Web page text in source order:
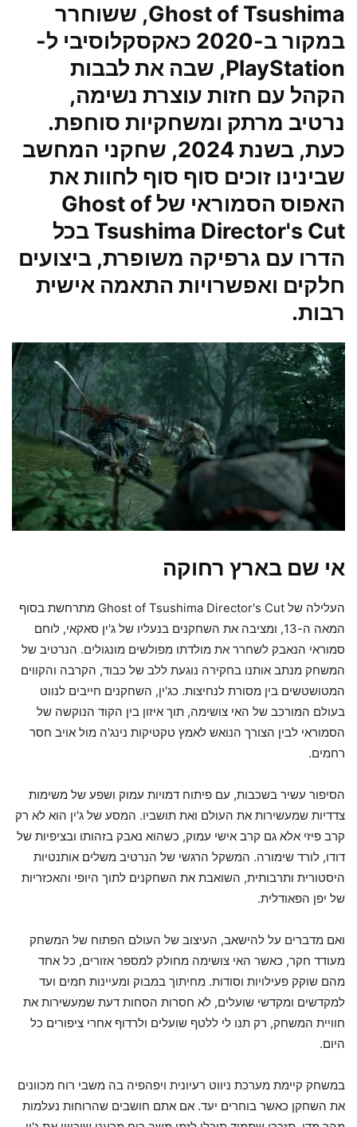
Ghost of Tsushima, ששוחרר
במקור ב-2020 כאקסקלוסיבי ל-
PlayStation, שבה את לבבות
הקהל עם חזות עוצרת נשימה,
נרטיב מרתק ומשחקיות סוחפת.
כעת, בשנת 2024, שחקני המחשב
שבינינו זוכים סוף סוף לחוות את
האפוס הסמוראי של Ghost of
Tsushima Director's Cut בכל
הדרו עם גרפיקה משופרת, ביצועים
חלקים ואפשרויות התאמה אישית
רבות.
אי שם בארץ רחוקה
העלילה של Ghost of Tsushima Director's Cut מתרחשת בסוף
המאה ה-13, ומציבה את השחקנים בנעליו של ג'ין סאקאי, לוחם
סמוראי הנאבק לשחרר את מולדתו מפולשים מונגולים. הנרטיב של
המשחק מנתב אותנו בחקירה נוגעת ללב של כבוד, הקרבה והקווים
המטושטשים בין מסורת לנחיצות. כג'ין, השחקנים חייבים לנווט
בעולם המורכב של האי צושימה, תוך איזון בין הקוד הנוקשה של
הסמוראי לבין הצורך הנואש לאמץ טקטיקות נינג'ה מול אויב חסר
רחמים.
הסיפור עשיר בשכבות, עם פיתוח דמויות עמוק ושפע של משימות
צדדיות שמעשירות את העולם ואת תושביו. המסע של ג'ין הוא לא רק
קרב פיזי אלא גם קרב אישי עמוק, כשהוא נאבק בזהותו ובציפיות של
דודו, לורד שימורה. המשקל הרגשי של הנרטיב משלים אותנטיות
היסטורית ותרבותית, השואבת את השחקנים לתוך היופי והאכזריות
של יפן הפאודלית.
ואם מדברים על להישאב, העיצוב של העולם הפתוח של המשחק
מעודד חקר, כאשר האי צושימה מחולק למספר אזורים, כל אחד
מהם שוקק פעילויות וסודות. מחיתוך במבוק ומעיינות חמים ועד
למקדשים ומקדשי שועלים, לא חסרות הסחות דעת שמעשירות את
חוויית המשחק, רק תנו לי ללטף שועלים ולרדוף אחרי ציפורים כל
היום.
במשחק קיימת מערכת ניווט רעיונית ויפהפיה בה משבי רוח מכוונים
את השחקן כאשר בוחרים יעד. אם אתם חושבים שהרוחות נעלמות